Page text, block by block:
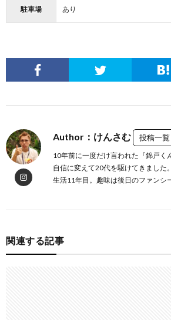
駐車場 あり
Author：けんさむ 投稿一覧
10年前に一度だけ言われた『錦戸く
自信に変えて20代を駆けてきました
生活11年目。趣味は後日のファンシ
関連する記事